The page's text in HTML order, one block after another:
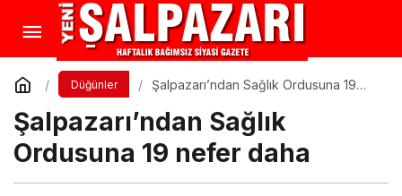
Düğünler
Şalpazarı’ndan Sağlık Ordusuna 19
Şalpazarı’ndan Sağlık
Ordusuna 19 nefer daha